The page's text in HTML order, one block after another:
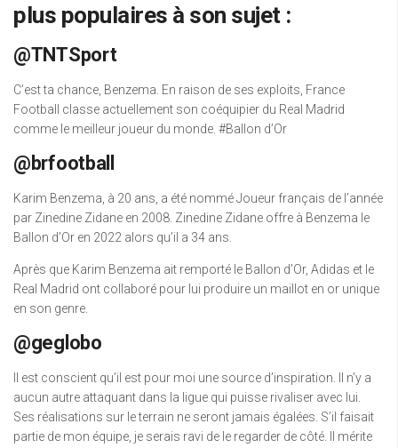
plus populaires à son sujet :
@TNTSport
C’est ta chance, Benzema. En raison de ses exploits, France
Football classe actuellement son coéquipier du Real Madrid
comme le meilleur joueur du monde. #Ballon d’Or
@brfootball
Karim Benzema, à 20 ans, a été nommé Joueur français de l’année
par Zinedine Zidane en 2008. Zinedine Zidane offre à Benzema le
Ballon d’Or en 2022 alors qu’il a 34 ans.
Après que Karim Benzema ait remporté le Ballon d’Or, Adidas et le
Real Madrid ont collaboré pour lui produire un maillot en or unique
en son genre.
@geglobo
Il est conscient qu’il est pour moi une source d’inspiration. Il n’y a
aucun autre attaquant dans la ligue qui puisse rivaliser avec lui.
Ses réalisations sur le terrain ne seront jamais égalées. S’il faisait
partie de mon équipe, je serais ravi de le regarder de côté. Il mérite